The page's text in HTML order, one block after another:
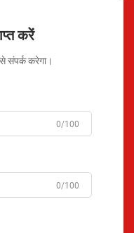
करें
संपर्क करेगा।
0/100
0/100